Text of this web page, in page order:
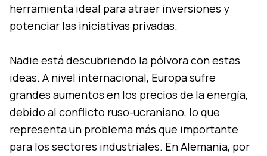
herramienta ideal para atraer inversiones y
potenciar las iniciativas privadas.
Nadie está descubriendo la pólvora con estas
ideas. A nivel internacional, Europa sufre
grandes aumentos en los precios de la energía,
debido al conflicto ruso-ucraniano, lo que
representa un problema más que importante
para los sectores industriales. En Alemania, por